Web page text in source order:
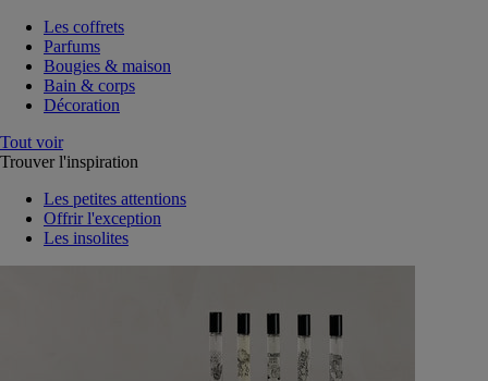
Les coffrets
Parfums
Bougies & maison
Bain & corps
Décoration
Tout voir
Trouver l'inspiration
Les petites attentions
Offrir l'exception
Les insolites